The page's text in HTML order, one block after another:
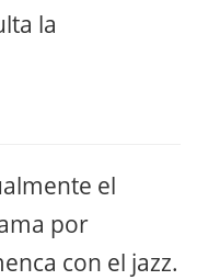
la
el
por
con el jazz.